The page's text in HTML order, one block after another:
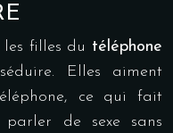
filles du téléphone
Elles aiment
ce qui fait
parler de sexe sans